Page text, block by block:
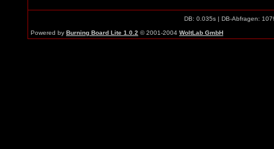
DB: 0.035s | DB-Abfragen:
Powered by Burning Board Lite 1.0.2 © 2001-2004 WoltLab GmbH